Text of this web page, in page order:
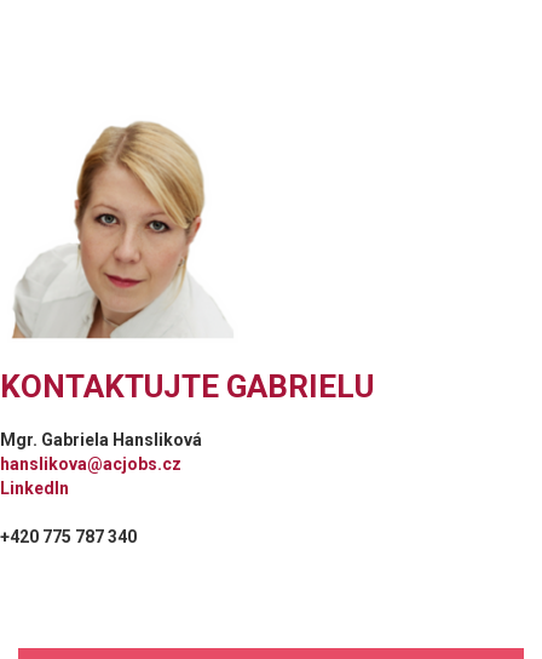
KONTAKTUJTE GABRIELU
Mgr. Gabriela Hansliková
hanslikova@acjobs.cz
LinkedIn
+420 775 787 340